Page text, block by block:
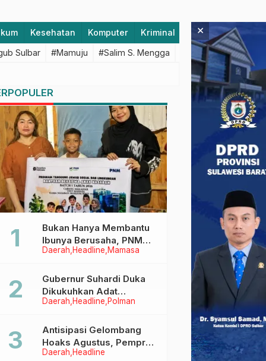
Kesehatan Komputer Kriminal Lifestyle
Sulbar #Mamuju #Salim S. Mengga #featured #Polda
Daerah Headline Mamasa
Bukan Hanya Membantu
Ibunya Berusaha, PNM
Juga Menjaga Mimpi
Menggapai Cita-Cita
Daerah Headline Polman
Gubernur Suhardi Duka
Dikukuhkan Adat
Balanipa, Raih Gelar Sulo
Daerah Headline
Antisipasi Gelombang
Hoaks Agustus, Pemprov
Sulbar Ajak Warga Jaga
×